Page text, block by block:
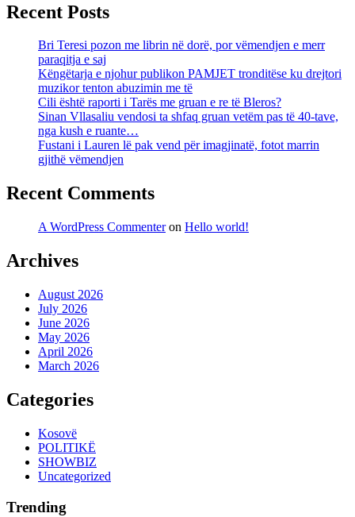
Recent Posts
Bri Teresi pozon me librin në dorë, por vëmendjen e merr
paraqitja e saj
Këngëtarja e njohur publikon PAMJET tronditëse ku drejtori
muzikor tenton abuzimin me të
Cili është raporti i Tarës me gruan e re të Bleros?
Sinan Vllasaliu vendosi ta shfaq gruan vetëm pas të 40-tave,
nga kush e ruante…
Fustani i Lauren lë pak vend për imagjinatë, fotot marrin
gjithë vëmendjen
Recent Comments
A WordPress Commenteron Hello world!
Archives
August 2026
July 2026
June 2026
May 2026
April 2026
March 2026
Categories
Kosovë
POLITIKË
SHOWBIZ
Uncategorized
Trending